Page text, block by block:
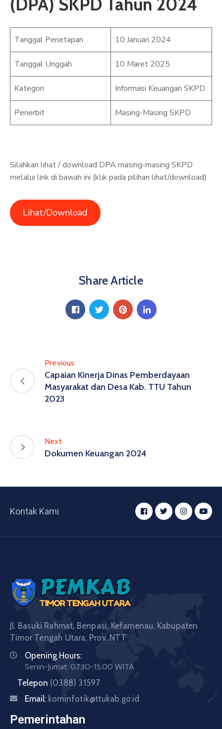
(DPA) SKPD Tahun 2024
Tanggal Penetapan 10 Januari 2024
Tanggal Unggah 10 Maret 2025
Kategori Informasi Keuangan SKPD
Penerbit Masing-Masing SKPD
Silahkan lihat / download DPA masing-masing SKPD
melalui link di bawah ini (klik pada pilihan lihat/download)
Lihat/Download
Share Article
Previous
Capaian Kinerja Dinas Pemberdayaan
Masyarakat dan Desa Kab. TTU Tahun
2023
Next
Dokumen Keuangan 2024
Kontak Kami
Jl. Basuki Rahmat, Benpasi, Kefamenau, Kabupaten
Timor Tengah Utara, Prov. NTT
Opening Hours:
Senin-Jumat: 07.30-15.00 WITA
Telepon (0388) 31597
Email: kominfotik@ttukab.go.id
Pemerintahan